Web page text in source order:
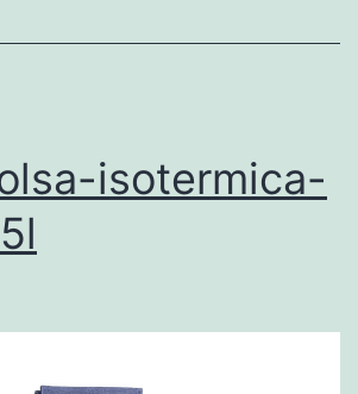
isotermica-